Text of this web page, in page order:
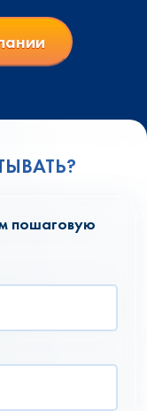
пошаговую